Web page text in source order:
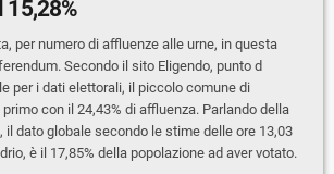
per numero di affluenze alle urne, in questa
Secondo il sito Eligendo, punto d
per i dati elettorali, il piccolo comune di
con il 24,43% di affluenza. Parlando della
il dato globale secondo le stime delle ore 13,03
è il 17,85% della popolazione ad aver votato.